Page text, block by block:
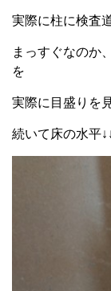
実際に柱に検査
まっすぐなのか
を
実際に目盛りを
続いて床の水平